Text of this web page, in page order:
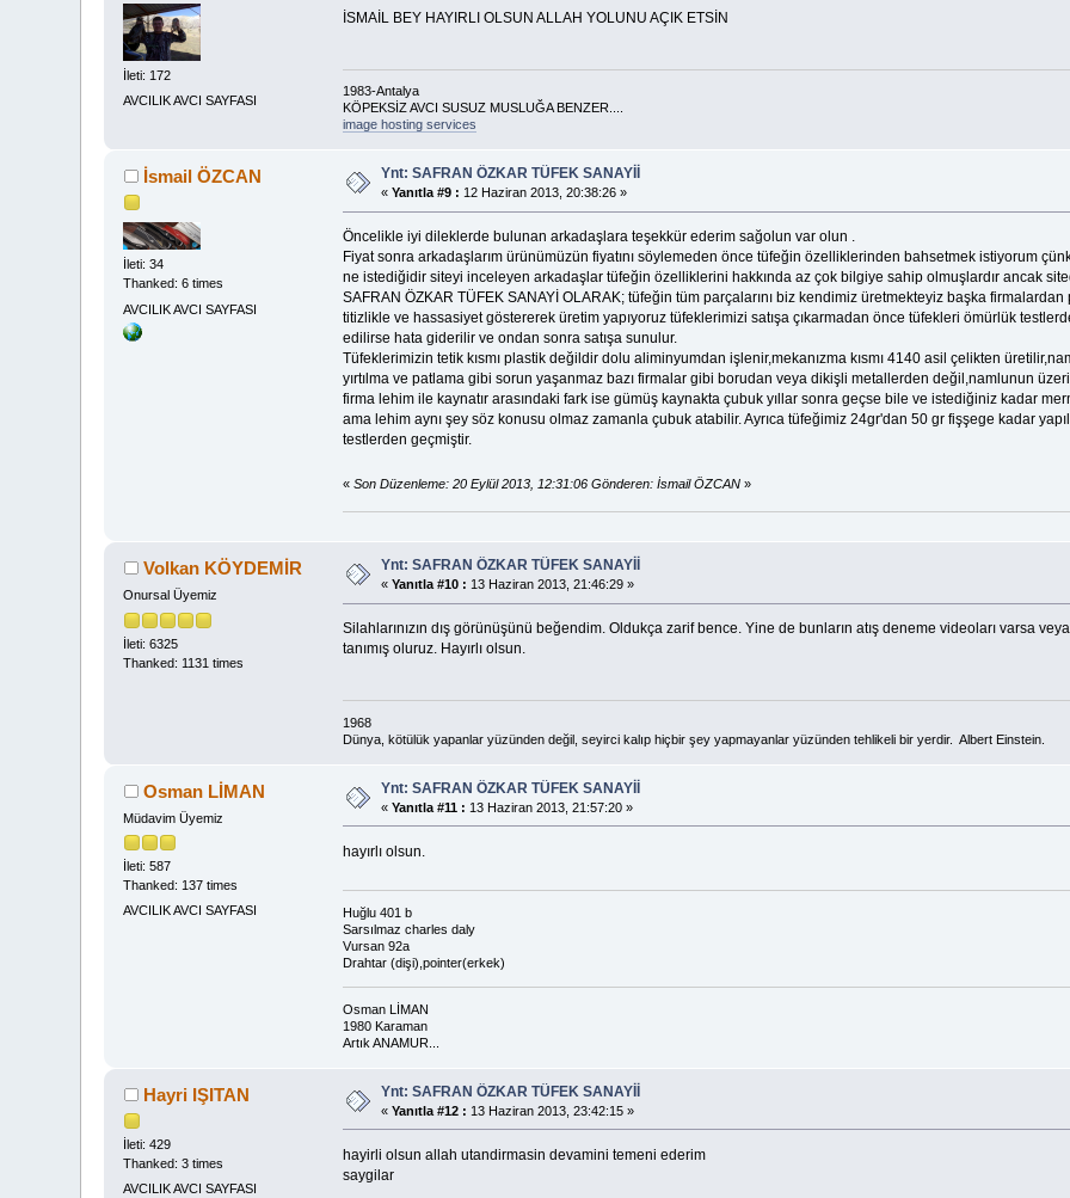
İleti: 172
AVCILIK AVCI SAYFASI
İSMAİL BEY HAYIRLI OLSUN ALLAH YOLUNU AÇIK ETSİN
1983-Antalya
KÖPEKSİZ AVCI SUSUZ MUSLUĞA BENZER....
image hosting services
İsmail ÖZCAN
İleti: 34
Thanked: 6 times
AVCILIK AVCI SAYFASI
Ynt: SAFRAN ÖZKAR TÜFEK SANAYİİ
«Yanıtla #9 : 12 Haziran 2013, 20:38:26 »
Öncelikle iyi dileklerde bulunan arkadaşlara teşekkür ederim sağolun var olun .
Fiyat sonra arkadaşlarım ürünümüzün fiyatını söylemeden önce tüfeğin özelliklerinden bahsetmek istiyorum
ne istediğidir siteyi inceleyen arkadaşlar tüfeğin özelliklerini hakkında az çok bilgiye sahip olmuşlardır ancak
SAFRAN ÖZKAR TÜFEK SANAYİ OLARAK; tüfeğin tüm parçalarını biz kendimiz üretmekteyiz başka
titizlikle ve hassasiyet göstererek üretim yapıyoruz tüfeklerimizi satışa çıkarmadan önce tüfekleri ömürlük
edilirse hata giderilir ve ondan sonra satışa sunulur.
Tüfeklerimizin tetik kısmı plastik değildir dolu aliminyumdan işlenir,mekanızma kısmı 4140 asil çelikten
yırtılma ve patlama gibi sorun yaşanmaz bazı firmalar gibi borudan veya dikişli metallerden değil,namlunun
firma lehim ile kaynatır arasındaki fark ise gümüş kaynakta çubuk yıllar sonra geçse bile ve istediğiniz kadar
ama lehim aynı şey söz konusu olmaz zamanla çubuk atabilir. Ayrıca tüfeğimiz 24gr'dan 50 gr fişşege kadar
testlerden geçmiştir.
« Son Düzenleme: 20 Eylül 2013, 12:31:06 Gönderen: İsmail ÖZCAN»
Volkan KÖYDEMİR
Onursal Üyemiz
İleti: 6325
Thanked: 1131 times
Ynt: SAFRAN ÖZKAR TÜFEK SANAYİİ
«Yanıtla #10 : 13 Haziran 2013, 21:46:29 »
Silahlarınızın dış görünüşünü beğendim. Oldukça zarif bence. Yine de bunların atış deneme videoları varsa
tanımış oluruz. Hayırlı olsun.
1968
Dünya, kötülük yapanlar yüzünden değil, seyirci kalıp hiçbir şey yapmayanlar yüzünden tehlikeli bir yerdir. Albert Einstein.
Osman LİMAN
Müdavim Üyemiz
İleti: 587
Thanked: 137 times
AVCILIK AVCI SAYFASI
Ynt: SAFRAN ÖZKAR TÜFEK SANAYİİ
«Yanıtla #11 : 13 Haziran 2013, 21:57:20 »
hayırlı olsun.
Huğlu 401 b
Sarsılmaz charles daly
Vursan 92a
Drahtar (dişi),pointer(erkek)
Osman LİMAN
1980 Karaman
Artık ANAMUR...
Hayri IŞITAN
İleti: 429
Thanked: 3 times
AVCILIK AVCI SAYFASI
Ynt: SAFRAN ÖZKAR TÜFEK SANAYİİ
«Yanıtla #12 : 13 Haziran 2013, 23:42:15 »
hayirli olsun allah utandirmasin devamini temeni ederim
saygilar